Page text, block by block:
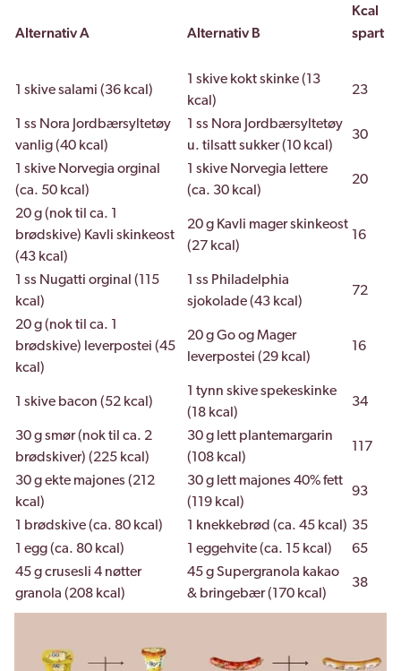
Alternativ A Alternativ B
Kcal
spart
1 skive salami (36 kcal)
1 skive kokt skinke (13
kcal)
23
1 ss Nora Jordbærsyltetøy
vanlig (40 kcal)
1 ss Nora Jordbærsyltetøy
u. tilsatt sukker (10 kcal)
30
1 skive Norvegia orginal
(ca. 50 kcal)
1 skive Norvegia lettere
(ca. 30 kcal)
20
20 g (nok til ca. 1
brødskive) Kavli skinkeost
(43 kcal)
20 g Kavli mager skinkeost
(27 kcal)
16
1 ss Nugatti orginal (115
kcal)
1 ss Philadelphia
sjokolade (43 kcal)
72
20 g (nok til ca. 1
brødskive) leverpostei (45
kcal)
20 g Go og Mager
leverpostei (29 kcal)
16
1 skive bacon (52 kcal)
1 tynn skive spekeskinke
(18 kcal)
34
30 g smør (nok til ca. 2
brødskiver) (225 kcal)
30 g lett plantemargarin
(108 kcal)
117
30 g ekte majones (212
kcal)
30 g lett majones 40% fett
(119 kcal)
93
1 brødskive (ca. 80 kcal) 1 knekkebrød (ca. 45 kcal) 35
1 egg (ca. 80 kcal)
1 eggehvite (ca. 15 kcal)
65
45 g crusesli 4 nøtter
granola (208 kcal)
45 g Supergranola kakao
& bringebær (170 kcal)
38